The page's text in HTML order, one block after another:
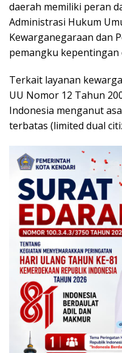
daerah memiliki peran
Administrasi Hukum
Kewarganegaraan dan
pemangku kepentingan
Terkait layanan
UU Nomor 12 Tahun
Indonesia menganut
terbatas (limited dual